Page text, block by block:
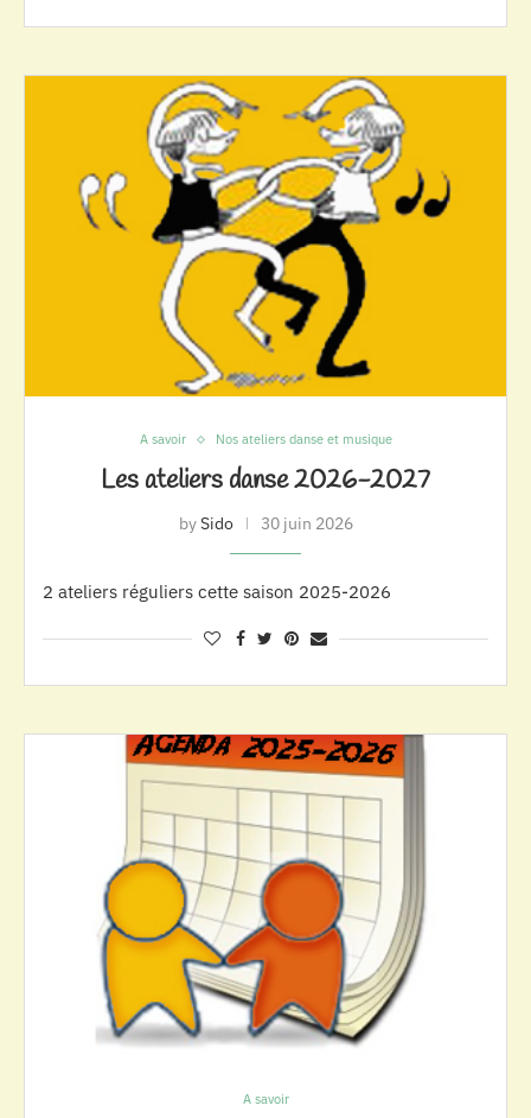
A savoir Nos ateliers danse et musique
Les ateliers danse 2026-2027
bySido 30 juin 2026
2 ateliers réguliers cette saison 2025-2026
A savoir